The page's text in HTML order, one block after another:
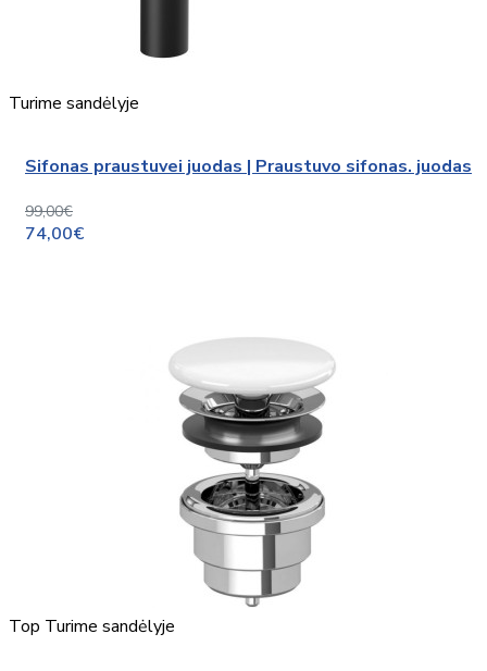
Turime sandėlyje
Sifonas praustuvei juodas | Praustuvo sifonas. juodas
99,00€
74,00€
Top Turime sandėlyje